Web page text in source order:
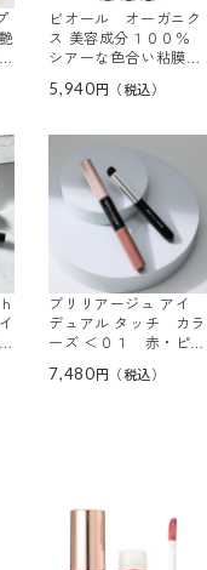
ビオール オーガニク
ス 美容成分１００％
シアーな色合い粘膜グ
ラーリップセラム ＜グ
ット
5,940
ブリリアージュ アイ
デュアル タッチ カラ
ーズ ＜０１ 赤・ピン
シ
7,480